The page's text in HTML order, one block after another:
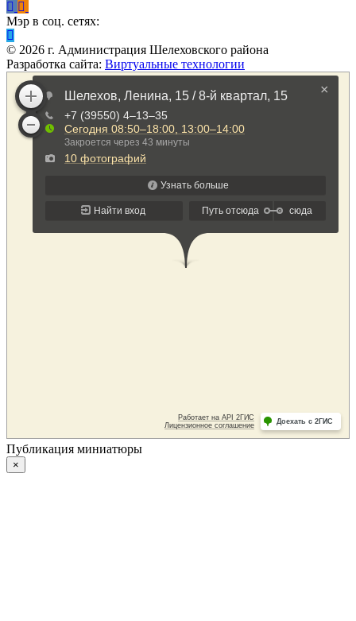
Мэр в соц. сетях:
© 2026 г. Администрация Шелеховского района
Разработка сайта: Виртуальные технологии
Публикация миниатюры
×